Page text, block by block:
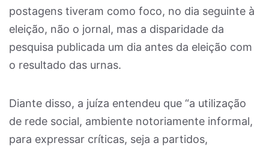
postagens tiveram como foco, no dia seguinte à
eleição, não o jornal, mas a disparidade da
pesquisa publicada um dia antes da eleição com
o resultado das urnas.
Diante disso, a juíza entendeu que “a utilização
de rede social, ambiente notoriamente informal,
para expressar críticas, seja a partidos,